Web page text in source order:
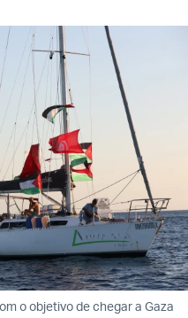
o objetivo de chegar a Gaza